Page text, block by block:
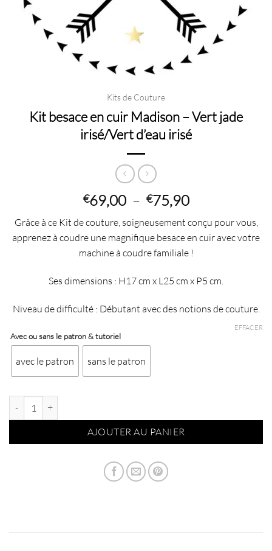
Kits de Couture
Kit besace en cuir Madison – Vert jade
irisé/Vert d’eau irisé
€69,00 – €75,90Plage
prix :
€69,00
à
€75,90
Grâce à ce Kit de couture, soigneusement conçu pour vous,
apprenez à coudre une magnifique besace en cuir avec votre
machine à coudre familiale !
Ses dimensions : H17 cm x L25 cm x P5 cm.
Niveau de difficulté : Débutant avec des notions de couture.
Avec ou sans le patron & tutoriel
avec le patron sans le patron
EFFACER
AJOUTER AU PANIER